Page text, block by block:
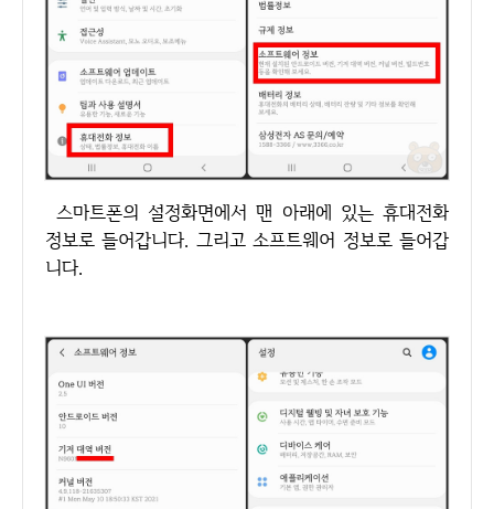
스마트폰의 설정화면에서 맨 아래에 있는 휴대전화
정보로 들어갑니다. 그리고 소프트웨어 정보로 들어갑
니다.